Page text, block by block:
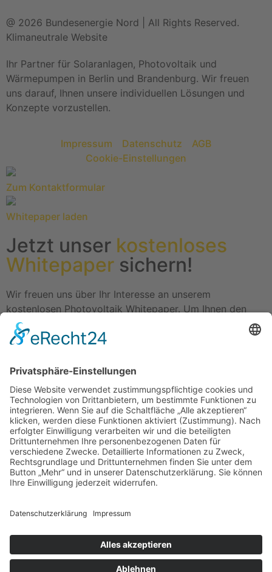
@ 2026 Bundesenergie Nord | All Rights Reserved.
Klimaneutrale Website
Ihr Partner für Solaranlagen, Photovoltaik und
Wärmepumpen in Berlin und Brandenburg. Wir freuen
uns darauf, Ihnen unsere individuellen Lösungen und
Konzepte vorzustellen.
Impressum Datenschutz
AGB
Cookie-Einstellungen
Zum Kontaktformular
Whitepaper laden
Jetzt unser kostenloses
Whitepaper sichern!
Wir freuen uns über Ihr Interesse an unserem
kostenlosen Photovoltaik Whitepaper. Um Ihnen den
Download-Link zusenden zu können, benötigen wir Ihre
Kontaktdaten. Bitten geben Sie uns Ihren vollständigen
Whitepaper zukommen lassen können.
Ja, ich bin einverstanden, dass meine Daten im Zuge
dieser Anfrage übermittelt und verarbeitet werden*
Senden
Wir möchten Ihnen versichern, dass wir mit Ihren Daten
sorgfältig umgehen und diese keinesfalls an Dritte